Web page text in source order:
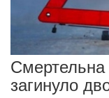
загинуло